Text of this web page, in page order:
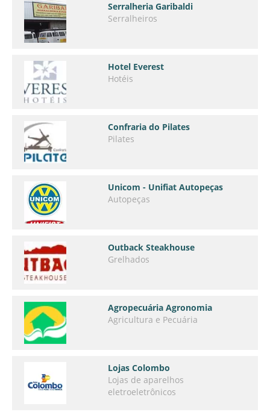
Serralheria Garibaldi
Serralheiros
Hotel Everest
Hotéis
Confraria do Pilates
Pilates
Unicom - Unifiat Autopeças
Autopeças
Outback Steakhouse
Grelhados
Agropecuária Agronomia
Agricultura e Pecuária
Lojas Colombo
Lojas de aparelhos
eletroeletrônicos